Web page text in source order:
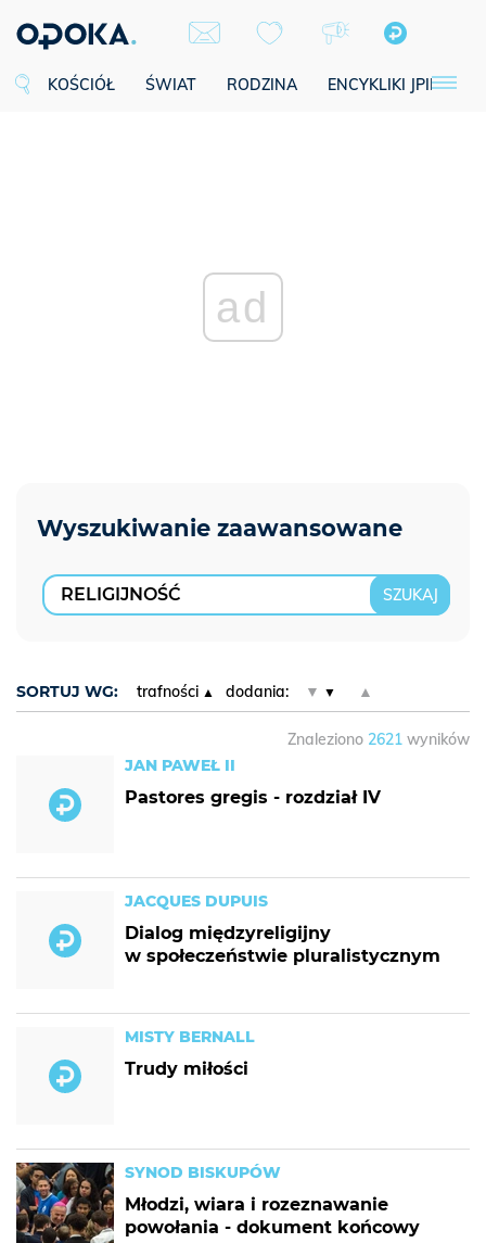
KOŚCIÓŁ ŚWIAT RODZINA ENCYKLIKI JPII
ad
SORTUJ WG: trafności dodania: ▼ ▲
Znaleziono 2621 wyników
JAN PAWEŁ II
Pastores gregis - rozdział IV
JACQUES DUPUIS
Dialog międzyreligijny
w społeczeństwie pluralistycznym
MISTY BERNALL
Trudy miłości
SYNOD BISKUPÓW
Młodzi, wiara i rozeznawanie
powołania - dokument końcowy